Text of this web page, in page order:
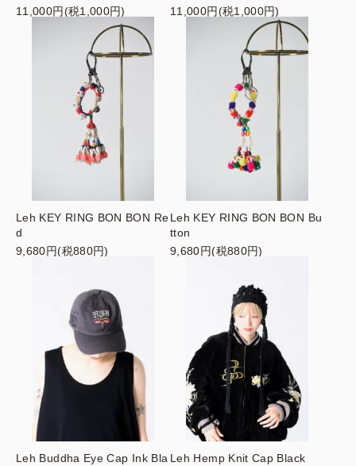
11,000円(税1,000円)
11,000円(税1,000円)
Leh KEY RING BON BON Re
d
9,680円(税880円)
Leh KEY RING BON BON Bu
tton
9,680円(税880円)
Leh Buddha Eye Cap Ink Bla Leh Hemp Knit Cap Black